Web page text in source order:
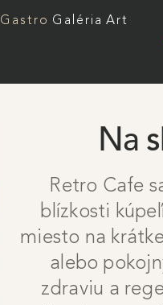
Gastro Galéria Art
Na
Retro Cafe
blízkosti
miesto na
alebo
zdraviu a